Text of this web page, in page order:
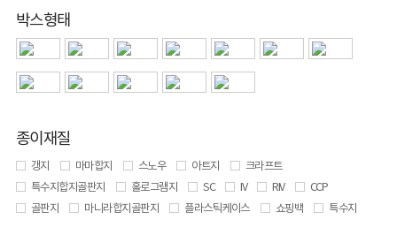
박스형태
종이재질
갱지 마마합지 스노우 아트지
크라프트
특수지합지골판지
홀로그램지 SC IV RIV
CCP
골판지
마니라합지골판지 플라스틱케이스 쇼핑백 특수지